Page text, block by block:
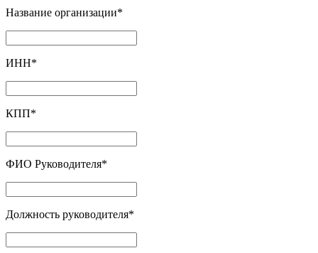
Название организации*
ИНН*
КПП*
ФИО Руководителя*
Должность руководителя*